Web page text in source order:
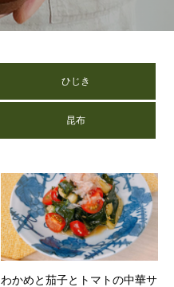
ひじき
昆布
わかめと茄子とトマトの中華サ